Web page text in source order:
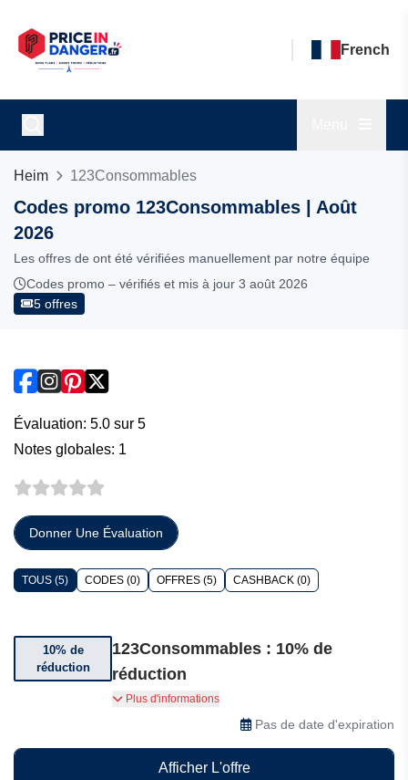
French
Heim 123Consommables
Codes promo 123Consommables | Août
2026
Les offres de ont été vérifiées manuellement par notre équipe
Codes promo – vérifiés et mis à jour 3 août 2026
5 offres
Évaluation: 5.0 sur 5
Notes globales: 1
Donner Une Évaluation
TOUS (5) CODES (0) OFFRES (5) CASHBACK (0)
10% de
réduction
123Consommables : 10% de
réduction
Bénéficiez jusqu’à 10% de réduction sur une
Plus d'informations
Pas de date d'expiration
Afficher L'offre